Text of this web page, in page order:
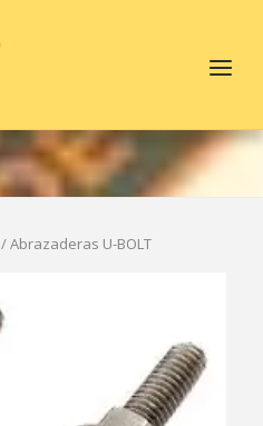
Menú
/ Abrazaderas U-BOLT